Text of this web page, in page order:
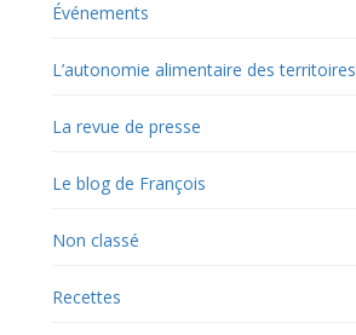
Événements
L’autonomie alimentaire des territoires
La revue de presse
Le blog de François
Non classé
Recettes